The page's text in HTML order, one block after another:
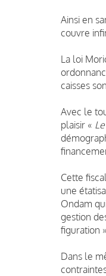
Ainsi en
couvre
La loi
caisses
Avec le
plaisir «
Cette
une
Ondam
gestion
figuration ».
Dans le